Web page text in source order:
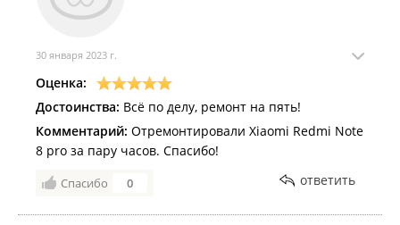
30 января 2023 г.
Оценка:
Достоинства: Всё по делу, ремонт на пять!
Комментарий: Отремонтировали Xiaomi Redmi Note
8 pro за пару часов. Спасибо!
Спасибо 0 ответить